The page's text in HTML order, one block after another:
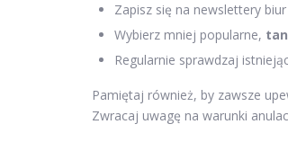
Zapisz się na newslettery
Wybierz mniej popularne,
Regularnie sprawdzaj
Pamiętaj również, by zawsze
Zwracaj uwagę na warunki